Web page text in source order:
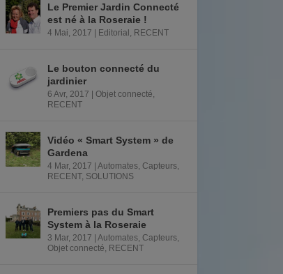
Le Premier Jardin Connecté
est né à la Roseraie !
4 Mai, 2017 Editorial , RECENT
Le bouton connecté du
jardinier
6 Avr, 2017 Objet connecté,
RECENT
Vidéo « Smart System » de
Gardena
4 Mar, 2017 Automates, Capteurs,
RECENT, SOLUTIONS
Premiers pas du Smart
System à la Roseraie
3 Mar, 2017 Automates, Capteurs,
Objet connecté, RECENT